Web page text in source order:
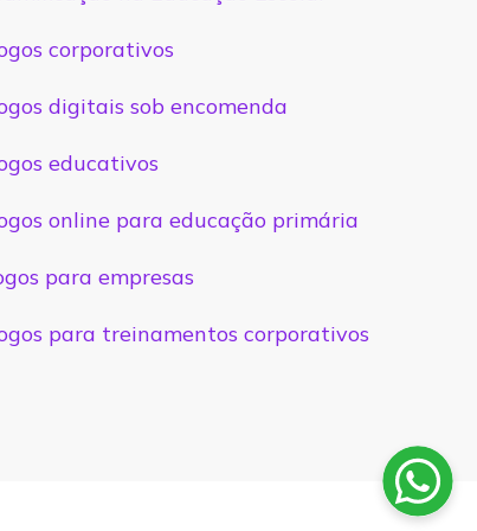
corporativos
digitais sob encomenda
educativos
online para educação primária
para empresas
para treinamentos corporativos